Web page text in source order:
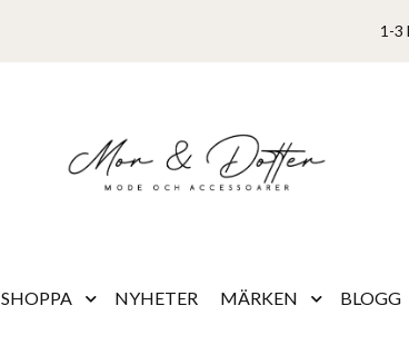
1-3
SHOPPA NYHETER MÄRKEN BLOGG